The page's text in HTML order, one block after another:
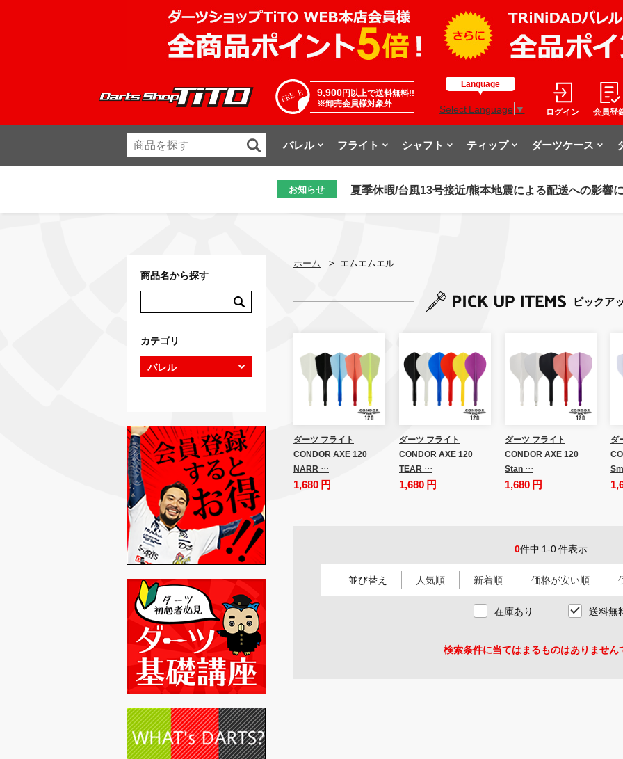
9,900円以上で送料無料!!
※卸売会員様対象外
Language
Select Language ▼ ログイン 会員登
バレル フライト シャフト ティップ ダーツケース
お知らせ 夏季休暇/台風13号接近/熊本地震による配送への影響
ホーム > エムエムエル
ピックア
ダーツ フライト
CONDOR AXE 120
NARR …
1,680 円
ダーツ フライト
CONDOR AXE 120
TEAR …
1,680 円
ダーツ フライト
CONDOR AXE 120
Stan …
1,680 円
ダ
0件中 1-0 件表示
並び替え 人気順 新着順 価格が安い順
在庫あり 送料無
検索条件に当てはまるものはありません
商品名から探す
カテゴリ